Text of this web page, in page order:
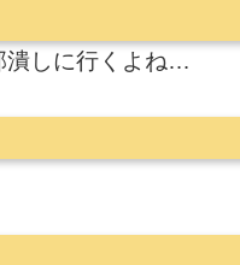
潰しに行くよね…